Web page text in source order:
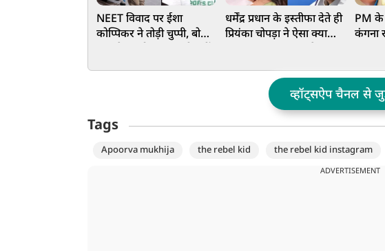
NEET विवाद पर ईशा
कोप्पिकर ने तोड़ी चुप्पी, बोलीं-
धर्मेंद्र प्रधान के इस्तीफा देते ही
प्रियंका चोपड़ा ने ऐसा क्या
PM के
कंगना
व्हॉट्सऐप चैनल से
Tags
Apoorva mukhija the rebel kid the rebel kid instagram
ADVERTISEMENT